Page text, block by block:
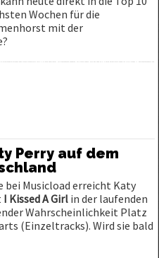
Wochen für die
mit der
Perry auf dem
bei Musicload erreicht Katy
I Kissed A Girl in der laufenden
Wahrscheinlichkeit Platz
(Einzeltracks). Wird sie bald